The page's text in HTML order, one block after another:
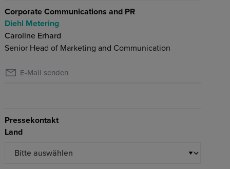
Corporate Communications and PR
Diehl Metering
Caroline Erhard
Senior Head of Marketing and Communication
E-Mail senden
Pressekontakt
Land